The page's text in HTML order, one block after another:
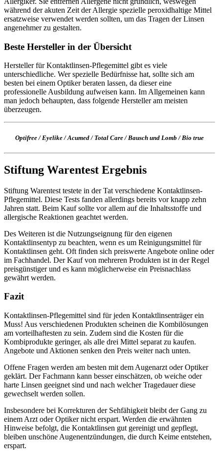
während der akuten Zeit der Allergie spezielle peroxidhaltige Mittel
ersatzweise verwendet werden sollten, um das Tragen der Linsen
angenehmer zu gestalten.
Beste Hersteller in der Übersicht
Hersteller für Kontaktlinsen-Pflegemittel gibt es viele
unterschiedliche. Wer spezielle Bedürfnisse hat, sollte sich am
besten bei einem Optiker beraten lassen, da dieser eine
professionelle Ausbildung aufweisen kann. Im Allgemeinen kann
man jedoch behaupten, dass folgende Hersteller am meisten
überzeugen.
Optifree /Eyelike /Acumed /Total Care /Bausch und Lomb /Bio true
Stiftung Warentest Ergebnis
Stiftung Warentest testete in der Tat verschiedene Kontaktlinsen-
Pflegemittel. Diese Tests fanden allerdings bereits vor knapp zehn
Jahren statt. Beim Kauf sollte vor allem auf die Inhaltsstoffe und
allergische Reaktionen geachtet werden.
Des Weiteren ist die Nutzungseignung für den eigenen
Kontaktlinsentyp zu beachten, wenn es um Reinigungsmittel für
Kontaktlinsen geht. Oft finden sich preiswerte Angebote online oder
im Fachhandel. Der Kauf von mehreren Produkten ist in der Regel
preisgünstiger und es kann möglicherweise ein Preisnachlass
gewährt werden.
Fazit
Kontaktlinsen-Pflegemittel sind für jeden Kontaktlinsenträger ein
Muss! Aus verschiedenen Produkten scheinen die Kombilösungen
am vorteilhaftesten zu sein. Zudem sind die Kosten für die
Kombiprodukte geringer, als alle drei Mittel separat zu kaufen.
Angebote und Aktionen senken den Preis weiter nach unten.
Offene Fragen werden am besten mit dem Augenarzt oder Optiker
geklärt. Der Fachmann kann besser einschätzen, ob weiche oder
harte Linsen geeignet sind und nach welcher Tragedauer diese
gewechselt werden sollen.
Insbesondere bei Korrekturen der Sehfähigkeit bleibt der Gang zu
einem Arzt oder Optiker nicht erspart. Werden die erwähnten
Hinweise befolgt, die Kontaktlinsen gut gereinigt und gepflegt,
bleiben unschöne Augenentzündungen, die durch Keime entstehen,
erspart.